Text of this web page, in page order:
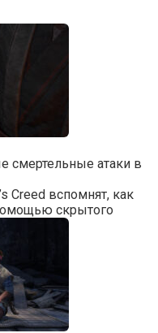
смертельные атаки в
Creed вспомнят, как
скрытого